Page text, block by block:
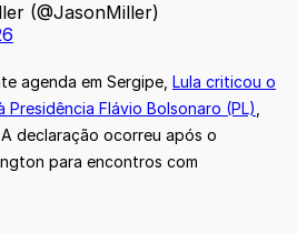
(@JasonMiller)
agenda em Sergipe, Lula criticou o
Flávio Bolsonaro (PL)
declaração ocorreu após o
para encontros com